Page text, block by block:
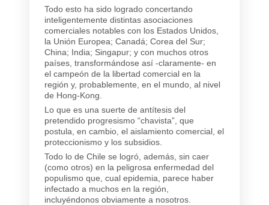
Todo esto ha sido logrado concertando
inteligentemente distintas asociaciones
comerciales notables con los Estados Unidos,
la Unión Europea; Canadá; Corea del Sur;
China; India; Singapur; y con muchos otros
países, transformándose así -claramente- en
el campeón de la libertad comercial en la
región y, probablemente, en el mundo, al nivel
de Hong-Kong.
Lo que es una suerte de antítesis del
pretendido progresismo “chavista”, que
postula, en cambio, el aislamiento comercial, el
proteccionismo y los subsidios.
Todo lo de Chile se logró, además, sin caer
(como otros) en la peligrosa enfermedad del
populismo que, cual epidemia, parece haber
infectado a muchos en la región,
incluyéndonos obviamente a nosotros.